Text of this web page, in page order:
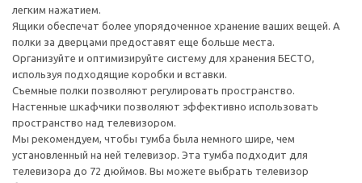
легким нажатием.
Ящики обеспечат более упорядоченное хранение ваших вещей. А
полки за дверцами предоставят еще больше места.
Организуйте и оптимизируйте систему для хранения БЕСТО,
используя подходящие коробки и вставки.
Съемные полки позволяют регулировать пространство.
Настенные шкафчики позволяют эффективно использовать
пространство над телевизором.
Мы рекомендуем, чтобы тумба была немного шире, чем
установленный на ней телевизор. Эта тумба подходит для
телевизора до 72 дюймов. Вы можете выбрать телевизор